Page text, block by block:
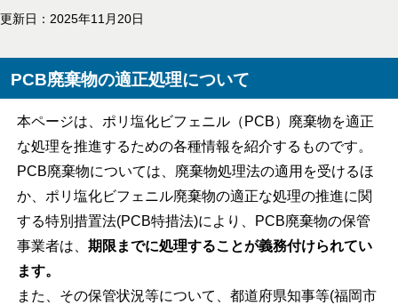
更新日：2025年11月20日
PCB廃棄物の適正処理について
本ページは、ポリ塩化ビフェニル（PCB）廃棄物を適正
な処理を推進するための各種情報を紹介するものです。
PCB廃棄物については、廃棄物処理法の適用を受けるほ
か、ポリ塩化ビフェニル廃棄物の適正な処理の推進に関
する特別措置法(PCB特措法)により、PCB廃棄物の保管
事業者は、 期限までに処理することが義務付けられてい
ます。
また、その保管状況等について、都道府県知事等(福岡市